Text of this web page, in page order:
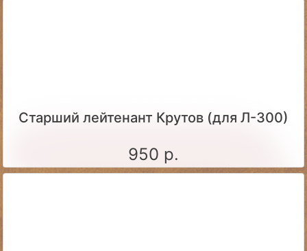
Старший лейтенант Крутов (для Л-300)
950 р.